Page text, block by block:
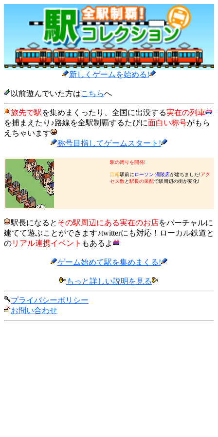
新しくゲームを始める!
以前遊んでいた方はこちらへ
旅先で駅を集めまくったり、全国に出没する実在の列車
を捕まえたり♪路線を全駅制覇するたびに面白い称号がもら
えちゃいます
称号目指してゲームスタート!
駅の周りを開発!
江南駅前にローソン 湖陵店が建ちました!アク
セス数と駅長の采配で駅周辺の街が変化!
駅長になると その駅周辺にある実在のお店をバーチャルに
建てて遊ぶことができます♪twitterにも対応！ローカル鉄道と
のリアル連携イベント もあるよ
ゲーム始めて駅を集めまくる!
もっと詳しい説明を見る
プライバシーポリシー
お問い合わせ